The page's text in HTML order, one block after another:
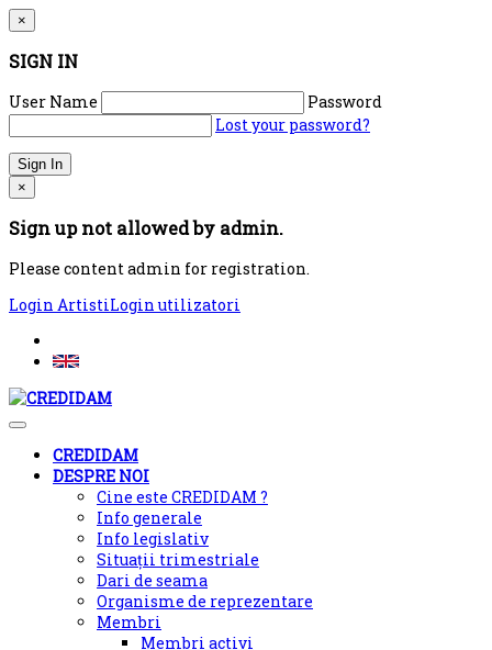
×
SIGN IN
User Name
Password
Lost your password?
×
Sign up not allowed by admin.
Please content admin for registration.
Login ArtistiLogin utilizatori
CREDIDAM
DESPRE NOI
Cine este CREDIDAM ?
Info generale
Info legislativ
Situații trimestriale
Dari de seama
Organisme de reprezentare
Membri
Membri activi